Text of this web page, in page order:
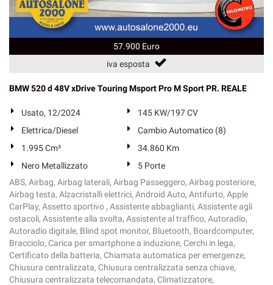
57.900 Euro
iva esposta
BMW 520 d 48V xDrive Touring Msport Pro M Sport PR. REALE
Usato, 12/2024
145 KW/197 CV
Elettrica/Diesel
Cambio Automatico (8)
1.995 Cm³
34.860 Km
Nero Metallizzato
5 Porte
ABS, Airbag, Airbag laterali, Airbag Passeggero, Airbag posteriore,
Airbag testa, Alzacristalli elettrici, Android Auto, Antifurto, Apple
CarPlay, Assetto sportivo , Assistente abbaglianti, Assistente agli
ostacoli, Assistente alla svolta, Assistente al traffico, Autoradio,
Autoradio digitale, Blind spot monitor, Bluetooth, Boardcomputer,
Bracciolo, Carica per smartphone a induzione, Cerchi in lega,
Certificato della batteria, Chiamata automatica per emergenze,
Chiusura centralizzata, Chiusura centralizzata senza chiave,
Chiusura centralizzata telecomandata, Climatizzatore,